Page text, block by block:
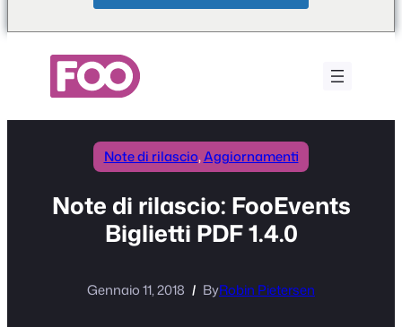
contenuto
Note di rilascio, Aggiornamenti
Note di rilascio: FooEvents
Biglietti PDF 1.4.0
Gennaio 11, 2018 ByRobin Pietersen